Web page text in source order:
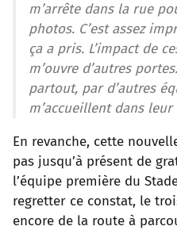
m’arrête dans la rue
photos. C’est assez
ça a pris. L’impact de
m’ouvre d’autres
partout, par d’autres
m’accueillent dans
En revanche, cette
pas jusqu’à présent de
l’équipe première du
regretter ce constat, le
encore de la route à